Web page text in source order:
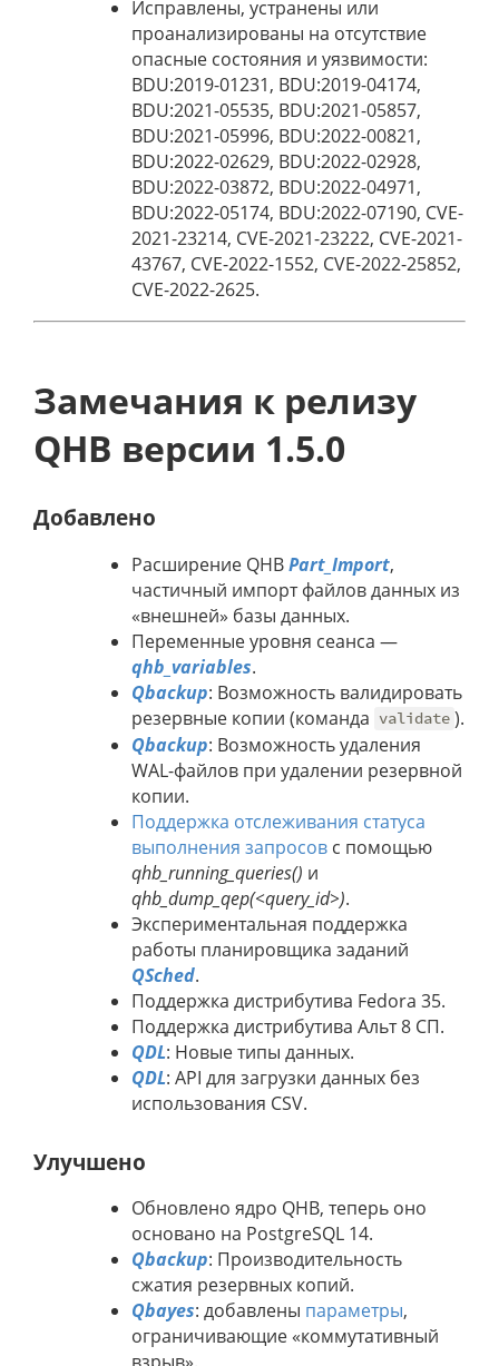
Исправлены, устранены или
проанализированы на отсутствие
опасные состояния и уязвимости:
BDU:2019-01231, BDU:2019-04174,
BDU:2021-05535, BDU:2021-05857,
BDU:2021-05996, BDU:2022-00821,
BDU:2022-02629, BDU:2022-02928,
BDU:2022-03872, BDU:2022-04971,
BDU:2022-05174, BDU:2022-07190, CVE-
2021-23214, CVE-2021-23222, CVE-2021-
43767, CVE-2022-1552, CVE-2022-25852,
CVE-2022-2625.
Замечания к релизу
QHB версии 1.5.0
Добавлено
Расширение QHBPart_Import,
частичный импорт файлов данных из
«внешней» базы данных.
Переменные уровня сеанса —
qhb_variables.
Qbackup: Возможность валидировать
резервные копии (команда validate ).
Qbackup: Возможность удаления
WAL-файлов при удалении резервной
копии.
Поддержка отслеживания статуса
выполнения запросов с помощью
qhb_running_queries() и
qhb_dump_qep(<query_id>).
Экспериментальная поддержка
работы планировщика заданий
QSched.
Поддержка дистрибутива Fedora 35.
Поддержка дистрибутива Альт 8 СП.
QDL: Новые типы данных.
QDL: API для загрузки данных без
использования CSV.
Улучшено
Обновлено ядро QHB, теперь оно
основано на PostgreSQL 14.
Qbackup: Производительность
сжатия резервных копий.
Qbayes: добавлены параметры,
ограничивающие «коммутативный